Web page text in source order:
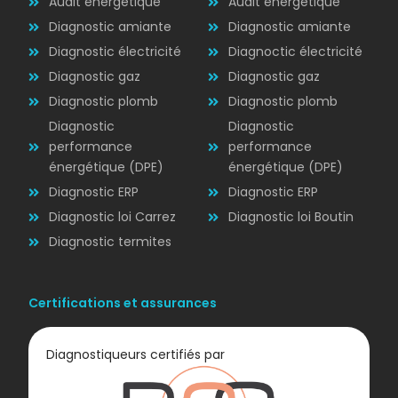
Diagnostic
ÉLECTRICITÉ
Diagnostic amiante
Diagnostic électricité
Diagnostic gaz
Diagnostic plomb
Diagnostic
performance
énergétique (DPE)
Diagnostic ERP
Diagnostic loi Carrez
Diagnostic termites
Diagnostic amiante
Diagnoctic électricité
Diagnostic gaz
Diagnostic plomb
Diagnostic
performance
énergétique (DPE)
Diagnostic ERP
Diagnostic loi Boutin
Certifications et assurances
Diagnostiqueurs certifiés par